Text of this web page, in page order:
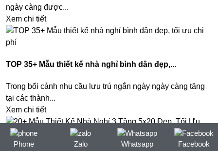
ngày càng được...
Xem chi tiết
TOP 35+ Mẫu thiết kế nhà nghỉ bình dân đẹp,...
Trong bối cảnh nhu cầu lưu trú ngắn ngày ngày càng tăng
tại các thành...
Xem chi tiết
Phone Zalo Whatsapp Facebook